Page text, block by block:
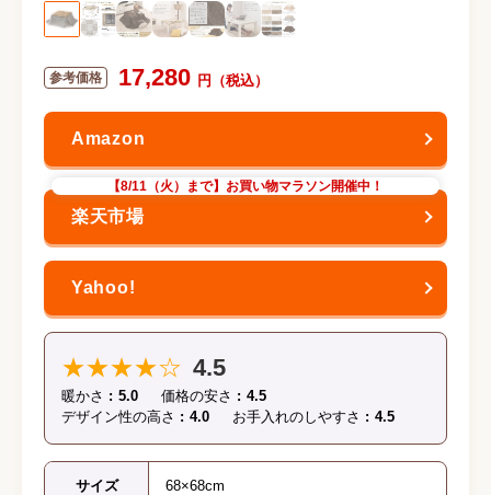
17,280
【8/11（火）まで】お買い物マラソン開催中！
★★★★☆ 4.5
暖かさ 5.0 価格の安さ
4.5
デザイン性の高さ
4.0 お手入れのしやすさ 4.5
サイズ 68×68cm